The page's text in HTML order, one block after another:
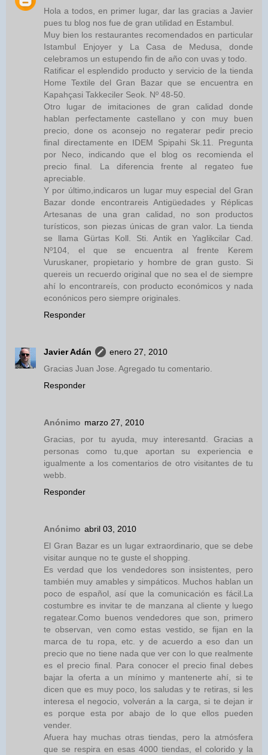
Hola a todos, en primer lugar, dar las gracias a Javier
pues tu blog nos fue de gran utilidad en Estambul.
Muy bien los restaurantes recomendados en particular
Istambul Enjoyer y La Casa de Medusa, donde
celebramos un estupendo fin de año con uvas y todo.
Ratificar el esplendido producto y servicio de la tienda
Home Textile del Gran Bazar que se encuentra en
Kapahçasi Takkeciler Seok. Nº 48-50.
Otro lugar de imitaciones de gran calidad donde
hablan perfectamente castellano y con muy buen
precio, done os aconsejo no regaterar pedir precio
final directamente en IDEM Spipahi Sk.11. Pregunta
por Neco, indicando que el blog os recomienda el
precio final. La diferencia frente al regateo fue
apreciable.
Y por último,indicaros un lugar muy especial del Gran
Bazar donde encontrareis Antigüedades y Réplicas
Artesanas de una gran calidad, no son productos
turísticos, son piezas únicas de gran valor. La tienda
se llama Gürtas Koll. Sti. Antik en Yaglikcilar Cad.
Nº104, el que se encuentra al frente Kerem
Vuruskaner, propietario y hombre de gran gusto. Si
quereis un recuerdo original que no sea el de siempre
ahí lo encontrareís, con producto económicos y nada
econónicos pero siempre originales.
Responder
Javier Adán
enero 27, 2010
Gracias Juan Jose. Agregado tu comentario.
Responder
Anónimo marzo 27, 2010
Gracias, por tu ayuda, muy interesantd. Gracias a
personas como tu,que aportan su experiencia e
igualmente a los comentarios de otro visitantes de tu
webb.
Responder
Anónimo abril 03, 2010
El Gran Bazar es un lugar extraordinario, que se debe
visitar aunque no te guste el shopping.
Es verdad que los vendedores son insistentes, pero
también muy amables y simpáticos. Muchos hablan un
poco de español, así que la comunicación es fácil.La
costumbre es invitar te de manzana al cliente y luego
regatear.Como buenos vendedores que son, primero
te observan, ven como estas vestido, se fijan en la
marca de tu ropa, etc. y de acuerdo a eso dan un
precio que no tiene nada que ver con lo que realmente
es el precio final. Para conocer el precio final debes
bajar la oferta a un mínimo y mantenerte ahí, si te
dicen que es muy poco, los saludas y te retiras, si les
interesa el negocio, volverán a la carga, si te dejan ir
es porque esta por abajo de lo que ellos pueden
vender.
Afuera hay muchas otras tiendas, pero la atmósfera
que se respira en esas 4000 tiendas, el colorido y la